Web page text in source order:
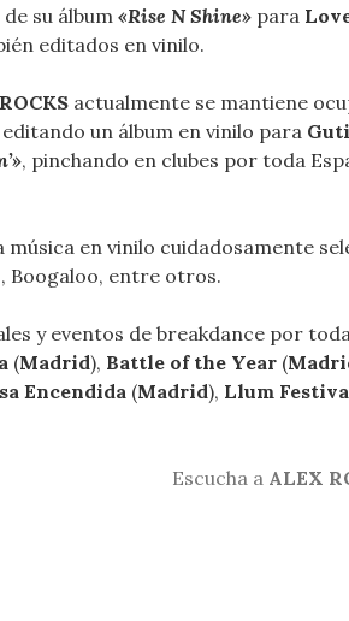
su álbum «Rise N Shine» para
editados en vinilo.
actualmente se mantiene
editando un álbum en vinilo para
, pinchando en clubes por toda
música en vinilo cuidadosamente
Boogaloo, entre otros.
y eventos de breakdance por
(Madrid), Battle of the Year(
Encendida(Madrid), Llum
Escucha a ALEX